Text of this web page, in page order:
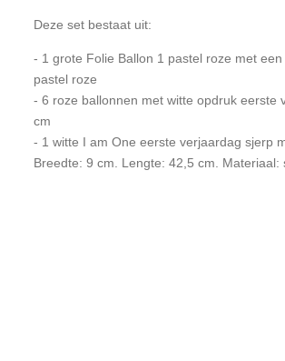
Deze set bestaat uit:
- 1 grote Folie Ballon 1 pastel roze met
pastel roze
- 6 roze ballonnen met witte opdruk eerste
cm
- 1 witte I am One eerste verjaardag sjerp
Breedte: 9 cm. Lengte: 42,5 cm. Materiaal: